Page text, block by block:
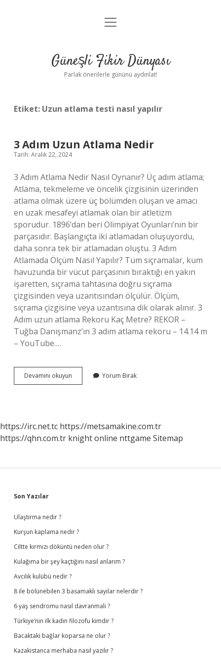
Anasayfa
Yasal Uyarı
menüyü
Güneşli Fikir Dünyası
Parlak önerilerle gününü aydınlat!
Etiket: Uzun atlama testi nasıl yapılır
3 Adım Uzun Atlama Nedir
Tarih: Aralık 22, 2024
3 Adım Atlama Nedir Nasıl Oynanır? Üç adım atlama;
Atlama, tekmeleme ve öncelik çizgisinin üzerinden
atlama olmak üzere üç bölümden oluşan ve amacı
en uzak mesafeyi atlamak olan bir atletizm
sporudur. 1896’dan beri Olimpiyat Oyunları’nın bir
parçasıdır. Başlangıçta iki atlamadan oluşuyordu,
daha sonra tek bir atlamadan oluştu. 3 Adım
Atlamada Ölçüm Nasıl Yapılır? Tüm sıçramalar, kum
havuzunda bir vücut parçasının bıraktığı en yakın
işaretten, sıçrama tahtasına doğru sıçrama
çizgisinden veya uzantısından ölçülür. Ölçüm,
sıçrama çizgisine veya uzantısına dik olarak alınır. 3
Adım uzun atlama Rekoru Kaç Metre? REKOR –
Tuğba Danışmanz’ın 3 adım atlama rekoru – 14.14 m
– YouTube.…
Devamını okuyun
Adım
Yorum Bırak
https://irc.net.tc https://metsamakine.com.tr
https://qhn.com.tr knight online nttgame Sitemap
Sidebar
Son Yazılar
Ulaştırma nedir ?
Kurşun kaplama nedir ?
Ciltte kırmızı döküntü neden olur ?
Kulağıma bir şey kaçtığını nasıl anlarım ?
Avcılık kulübü nedir ?
8 ile bölünebilen 3 basamaklı sayılar nelerdir ?
6 yaş sendromu nasıl davranmalı ?
Türkiye’nin ilk kadın filozofu kimdir ?
Bacaktaki bağlar koparsa ne olur ?
Kazakistanca merhaba nasıl yazılır ?